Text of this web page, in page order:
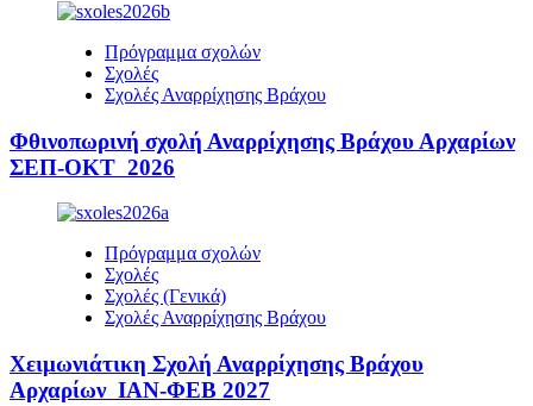
Πρόγραμμα σχολών
Σχολές
Σχολές Αναρρίχησης Βράχου
Φθινοπωρινή σχολή Αναρρίχησης Βράχου Αρχαρίων
ΣΕΠ-ΟΚΤ 2026
Πρόγραμμα σχολών
Σχολές
Σχολές (Γενικά)
Σχολές Αναρρίχησης Βράχου
Χειμωνιάτικη Σχολή Αναρρίχησης Βράχου
Αρχαρίων ΙΑΝ-ΦΕΒ 2027